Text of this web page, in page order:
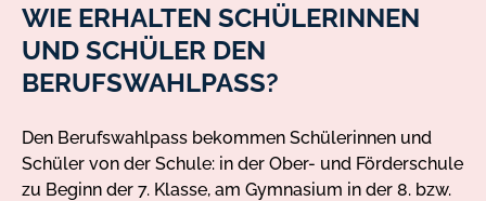
WIE ERHALTEN SCHÜLERINNEN
UND SCHÜLER DEN
BERUFSWAHLPASS?
Den Berufswahlpass bekommen Schülerinnen und
Schüler von der Schule: in der Ober- und Förderschule
zu Beginn der 7. Klasse, am Gymnasium in der 8. bzw.